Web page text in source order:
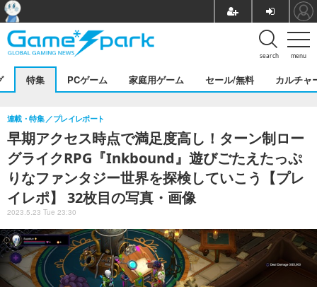
menu
search
特集 PCゲーム 家庭用ゲーム セール/無料 カルチャ
早期アクセス時点で満足度高し！ターン制ロー
グライクRPG『Inkbound』遊びごたえたっぷ
りなファンタジー世界を探検していこう【プレ
イレポ】 32枚目の写真・画像
連載・特集 プレイレポート
2023.5.23 Tue 23:30